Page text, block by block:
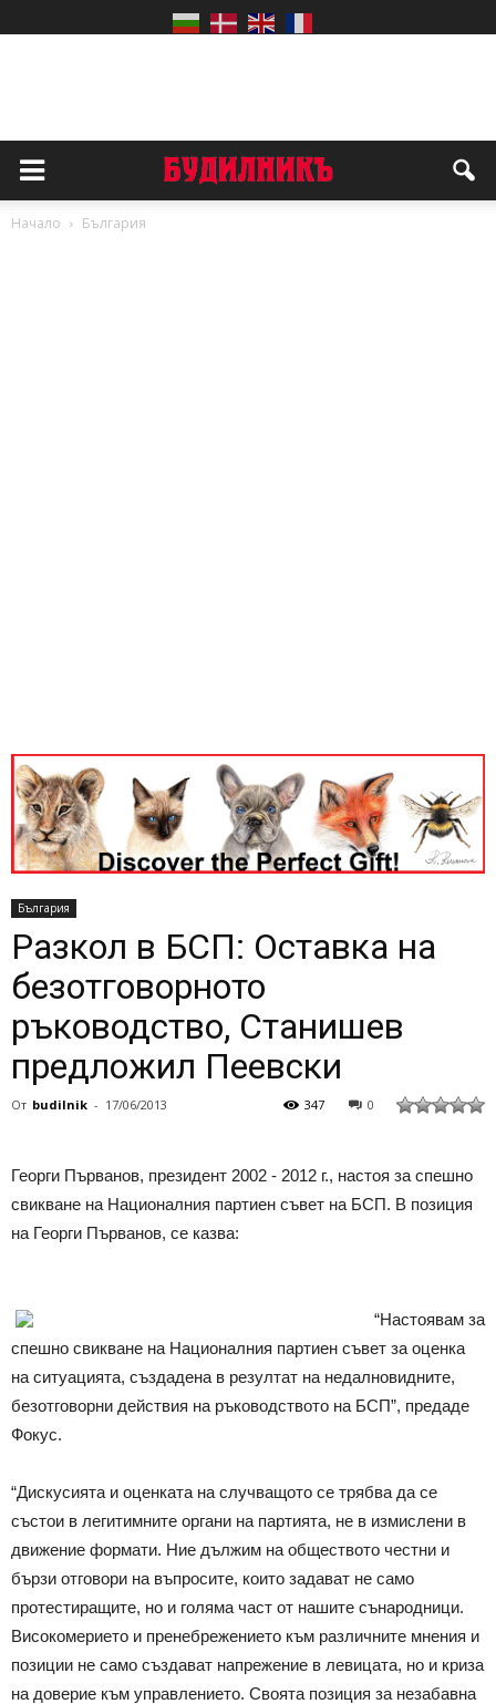
Начало България
България
Разкол в БСП: Оставка на
безотговорното
ръководство, Станишев
предложил Пеевски
От budilnik - 17/06/2013 0
347
Георги Първанов, президент 2002 - 2012 г., настоя за спешно
свикване на Националния партиен съвет на БСП. В позиция
на Георги Първанов, се казва:
“Настоявам за
спешно свикване на Националния партиен съвет за оценка
на ситуацията, създадена в резултат на недалновидните,
безотговорни действия на ръководството на БСП”, предаде
Фокус.
“Дискусията и оценката на случващото се трябва да се
състои в легитимните органи на партията, не в измислени в
движение формати. Ние дължим на обществото честни и
бързи отговори на въпросите, които задават не само
протестиращите, но и голяма част от нашите сънародници.
Високомерието и пренебрежението към различните мнения и
позиции не само създават напрежение в левицата, но и криза
на доверие към управлението. Своята позиция за незабавна